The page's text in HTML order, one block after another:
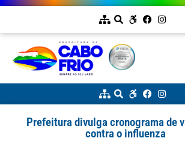
Prefeitura divulga cronograma de
contra o influenza